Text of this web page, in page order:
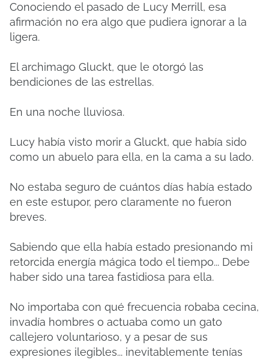
Conociendo el pasado de Lucy Merrill, esa
afirmación no era algo que pudiera ignorar a la
ligera.
El archimago Gluckt, que le otorgó las
bendiciones de las estrellas.
En una noche lluviosa.
Lucy había visto morir a Gluckt, que había sido
como un abuelo para ella, en la cama a su lado.
No estaba seguro de cuántos días había estado
en este estupor, pero claramente no fueron
breves.
Sabiendo que ella había estado presionando mi
retorcida energía mágica todo el tiempo... Debe
haber sido una tarea fastidiosa para ella.
No importaba con qué frecuencia robaba cecina,
invadía hombres o actuaba como un gato
callejero voluntarioso, y a pesar de sus
expresiones ilegibles... inevitablemente tenías